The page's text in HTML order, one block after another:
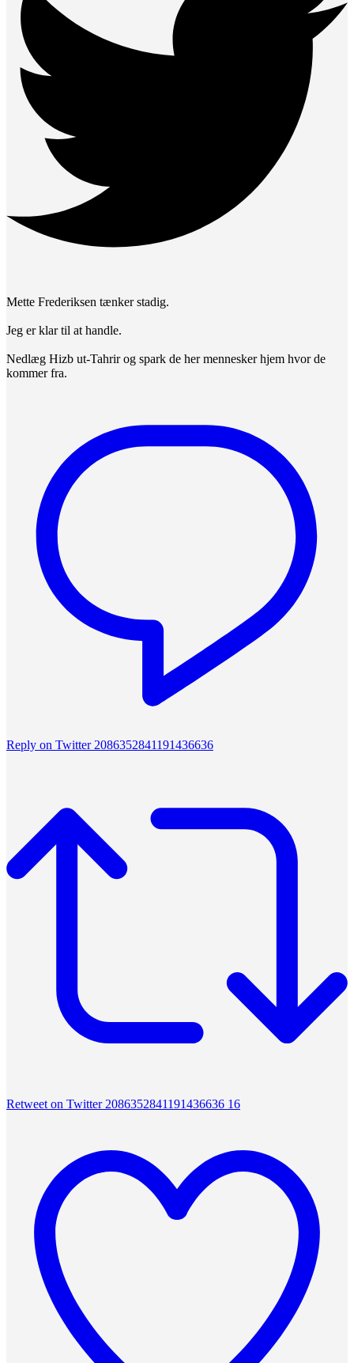
Mette Frederiksen tænker stadig.
Jeg er klar til at handle.
Nedlæg Hizb ut-Tahrir og spark de her mennesker hjem hvor de
kommer fra.
Reply on Twitter 2086352841191436636
Retweet on Twitter 2086352841191436636 16